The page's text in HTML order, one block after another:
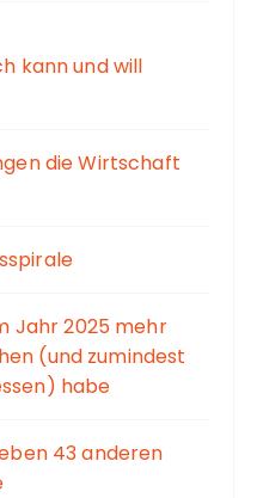
kann und will
die Wirtschaft
Jahr 2025 mehr
(und zumindest
habe
43 anderen